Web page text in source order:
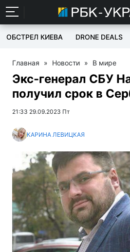
ОБСТРЕЛ КИЕВА DRONE DEALS
Главная » Новости » В мире
Экс-генерал СБУ
получил срок в
21:33 29.09.2023 Пт
КАРИНА ЛЕВИЦКАЯ